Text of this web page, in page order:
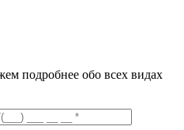
подробнее обо всех видах